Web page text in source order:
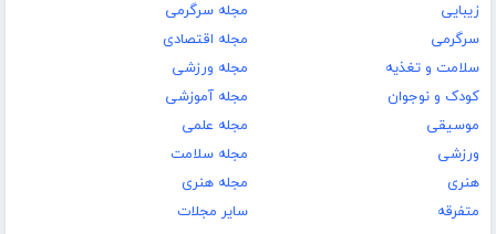
زیبایی
سرگرمی
سلامت و تغذیه
کودک و نوجوان
موسیقی
ورزشی
هنری
متفرقه
مجله سرگرمی
مجله اقتصادی
مجله ورزشی
مجله آموزشی
مجله علمی
مجله سلامت
مجله هنری
سایر مجلات